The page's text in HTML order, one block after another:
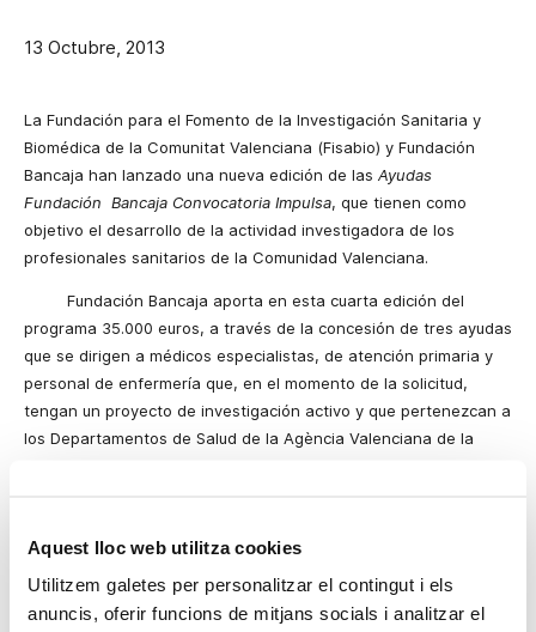
Aquest lloc web utilitza cookies
Utilitzem galetes per personalitzar el contingut i els
anuncis, oferir funcions de mitjans socials i analitzar el
13 Octubre, 2013
La Fundación para el Fomento de la Investigación Sanitaria y
Biomédica de la Comunitat Valenciana (Fisabio) y Fundación
Bancaja han lanzado una nueva edición de las Ayudas
Fundación Bancaja Convocatoria Impulsa, que tienen como
objetivo el desarrollo de la actividad investigadora de los
profesionales sanitarios de la Comunidad Valenciana.
Fundación Bancaja aporta en esta cuarta edición del
programa 35.000 euros, a través de la concesión de tres ayudas
que se dirigen a médicos especialistas, de atención primaria y
personal de enfermería que, en el momento de la solicitud,
tengan un proyecto de investigación activo y que pertenezcan a
los Departamentos de Salud de la Agència Valenciana de la
permitiendo a los beneficiarios liberarse temporalmente de sus
labores asistenciales para impulsar un proyecto de investigación
concreto.